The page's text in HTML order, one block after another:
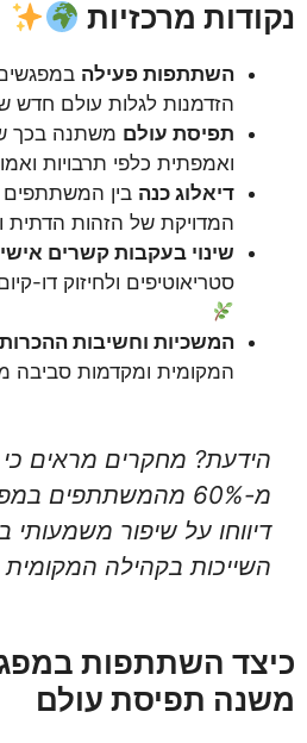
נקודות מרכזיות
השתתפות פעילה במפגשים
הזדמנות לגלות עולם חדש
תפיסת עולם משתנה בכך
ואמפתית כלפי תרבויות
דיאלוג כנה בין
המדויקת של הזהות הדתית
שינוי בעקבות קשרים
סטריאוטיפים ולחיזוק דו-
המשכיות וחשיבות ההכרות
המקומית ומקדמות סביבה
מ-60% מהמשתתפים
דיווחו על שיפור
השייכות בקהילה
כיצד השתתפות
משנה תפיסת עולם